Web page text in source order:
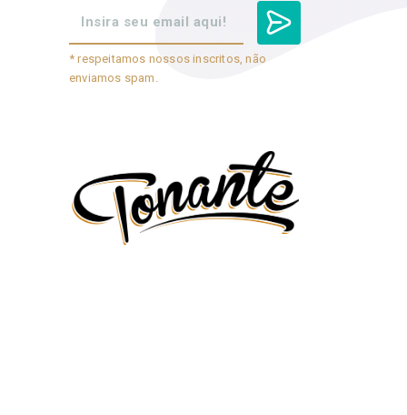
* respeitamos nossos inscritos, não
enviamos spam.